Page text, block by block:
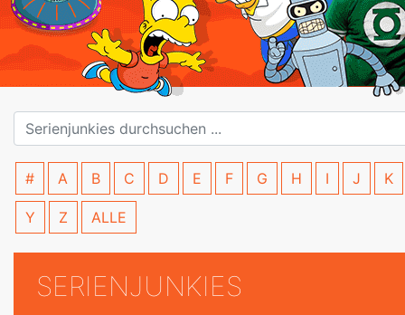
# A B C D E F G H I J K
Y Z ALLE
SERIENJUNKIES